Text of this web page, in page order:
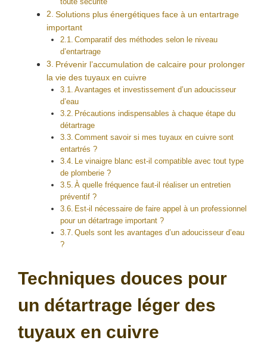
Solutions plus énergétiques face à un entartrage
important
Comparatif des méthodes selon le niveau
d’entartrage
Prévenir l’accumulation de calcaire pour prolonger
la vie des tuyaux en cuivre
Avantages et investissement d’un adoucisseur
d’eau
Précautions indispensables à chaque étape du
détartrage
Comment savoir si mes tuyaux en cuivre sont
entartrés ?
Le vinaigre blanc est-il compatible avec tout type
de plomberie ?
À quelle fréquence faut-il réaliser un entretien
préventif ?
Est-il nécessaire de faire appel à un professionnel
pour un détartrage important ?
Quels sont les avantages d’un adoucisseur d’eau
?
Techniques douces pour
un détartrage léger des
tuyaux en cuivre